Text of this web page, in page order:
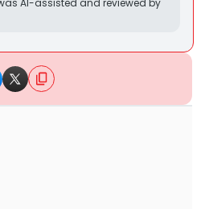
AI-assisted and reviewed by